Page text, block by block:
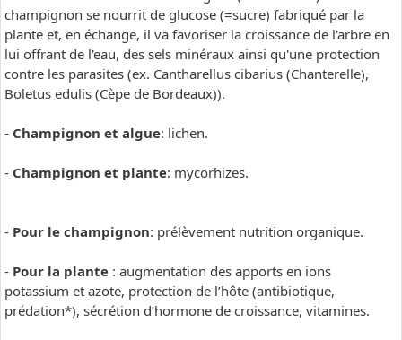
champignon se nourrit de glucose (=sucre) fabriqué par la
plante et, en échange, il va favoriser la croissance de l'arbre en
lui offrant de l'eau, des sels minéraux ainsi qu'une protection
contre les parasites (ex. Cantharellus cibarius (Chanterelle),
Boletus edulis (Cèpe de Bordeaux)).
- Champignon et algue: lichen.
- Champignon et plante: mycorhizes.
- Pour le champignon: prélèvement nutrition organique.
- Pour la plante : augmentation des apports en ions
potassium et azote, protection de l’hôte (antibiotique,
prédation*), sécrétion d’hormone de croissance, vitamines.